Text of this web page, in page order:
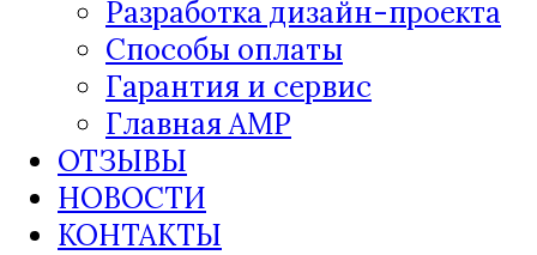
Разработка дизайн-проекта
Способы оплаты
Гарантия и сервис
Главная AMP
ОТЗЫВЫ
НОВОСТИ
КОНТАКТЫ